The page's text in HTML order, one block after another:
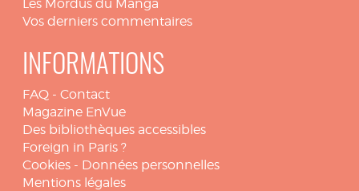
Les Mordus du Manga
Vos derniers commentaires
INFORMATIONS
FAQ - Contact
Magazine EnVue
Des bibliothèques accessibles
Foreign in Paris ?
Cookies - Données personnelles
Mentions légales